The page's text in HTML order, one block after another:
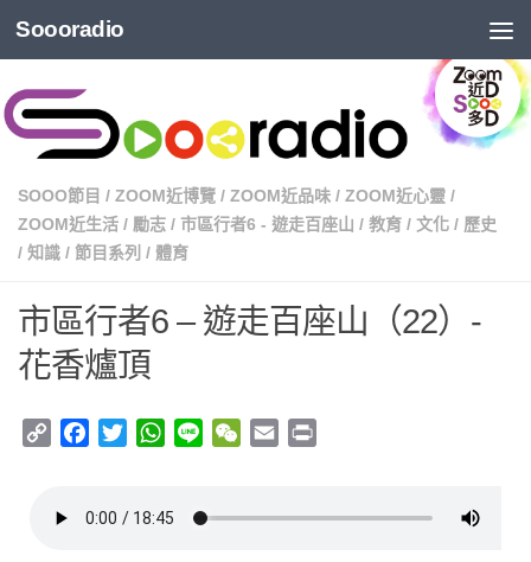
Soooradio
SOOO節目 / ZOOM近博覽 / ZOOM近品味 / ZOOM近心靈 /
ZOOM近生活 / 勵志 / 市區行者6 - 遊走百座山 / 教育 / 文化 / 歷史
/ 知識 / 節目系列 / 體育
市區行者6 – 遊走百座山（22）-
花香爐頂
Copy
Facebook
TwitterWhatsApp
Line WeChat
Email